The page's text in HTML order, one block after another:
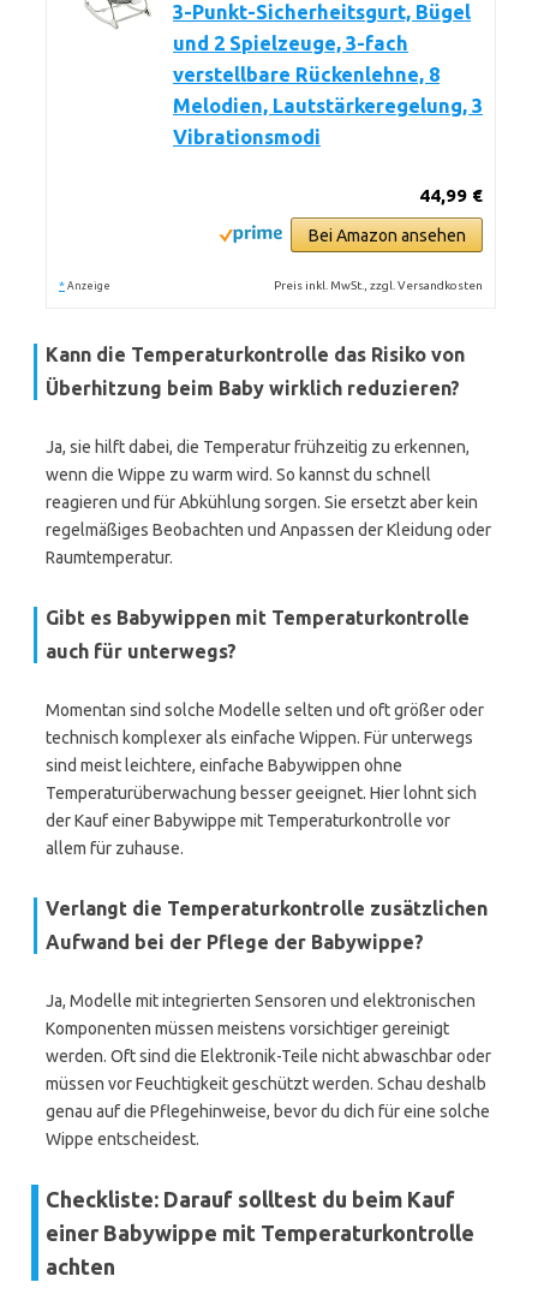
3-Punkt-Sicherheitsgurt, Bügel
und 2 Spielzeuge, 3-fach
verstellbare Rückenlehne, 8
Melodien, Lautstärkeregelung, 3
Vibrationsmodi
44,99 €
Bei Amazon ansehen
* Anzeige Preis inkl. MwSt., zzgl. Versandkosten
Kann die Temperaturkontrolle das Risiko von
Überhitzung beim Baby wirklich reduzieren?
Ja, sie hilft dabei, die Temperatur frühzeitig zu erkennen,
wenn die Wippe zu warm wird. So kannst du schnell
reagieren und für Abkühlung sorgen. Sie ersetzt aber kein
regelmäßiges Beobachten und Anpassen der Kleidung oder
Raumtemperatur.
Gibt es Babywippen mit Temperaturkontrolle
auch für unterwegs?
Momentan sind solche Modelle selten und oft größer oder
technisch komplexer als einfache Wippen. Für unterwegs
sind meist leichtere, einfache Babywippen ohne
Temperaturüberwachung besser geeignet. Hier lohnt sich
der Kauf einer Babywippe mit Temperaturkontrolle vor
allem für zuhause.
Verlangt die Temperaturkontrolle zusätzlichen
Aufwand bei der Pflege der Babywippe?
Ja, Modelle mit integrierten Sensoren und elektronischen
Komponenten müssen meistens vorsichtiger gereinigt
werden. Oft sind die Elektronik-Teile nicht abwaschbar oder
müssen vor Feuchtigkeit geschützt werden. Schau deshalb
genau auf die Pflegehinweise, bevor du dich für eine solche
Wippe entscheidest.
Checkliste: Darauf solltest du beim Kauf
einer Babywippe mit Temperaturkontrolle
achten